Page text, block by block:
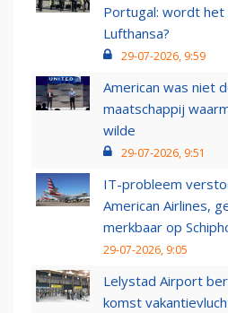
Portugal: wordt het
Lufthansa?
29-07-2026, 9:59
American was niet
maatschappij
wilde
29-07-2026, 9:51
IT-probleem
American Airlines,
merkbaar op
29-07-2026, 9:05
Lelystad Airport
komst